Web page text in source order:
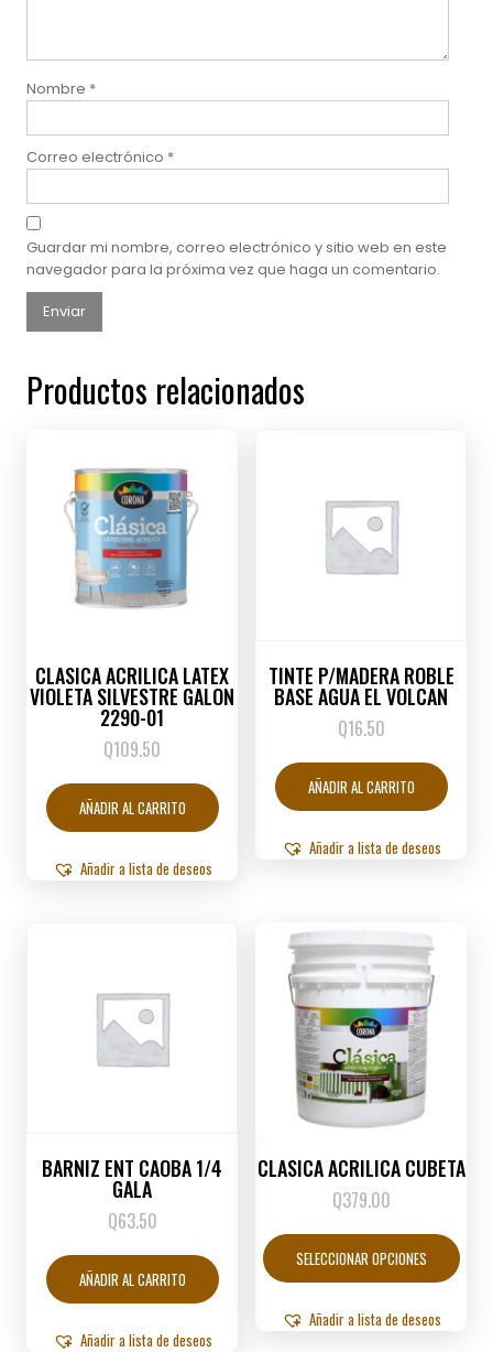
Nombre *
Correo electrónico *
Guardar mi nombre, correo electrónico y sitio web en este
navegador para la próxima vez que haga un comentario.
Productos relacionados
CLASICA ACRILICA LATEX
VIOLETA SILVESTRE GALON
2290-01
Q109.50
AÑADIR AL CARRITO
Añadir a lista de deseos
TINTE P/MADERA ROBLE
BASE AGUA EL VOLCAN
Q16.50
AÑADIR AL CARRITO
Añadir a lista de deseos
BARNIZ ENT CAOBA 1/4
GALA
Q63.50
AÑADIR AL CARRITO
Añadir a lista de deseos
CLASICA ACRILICA CUBETA
Q379.00
SELECCIONAR OPCIONES
tiene
Añadir a lista de deseos